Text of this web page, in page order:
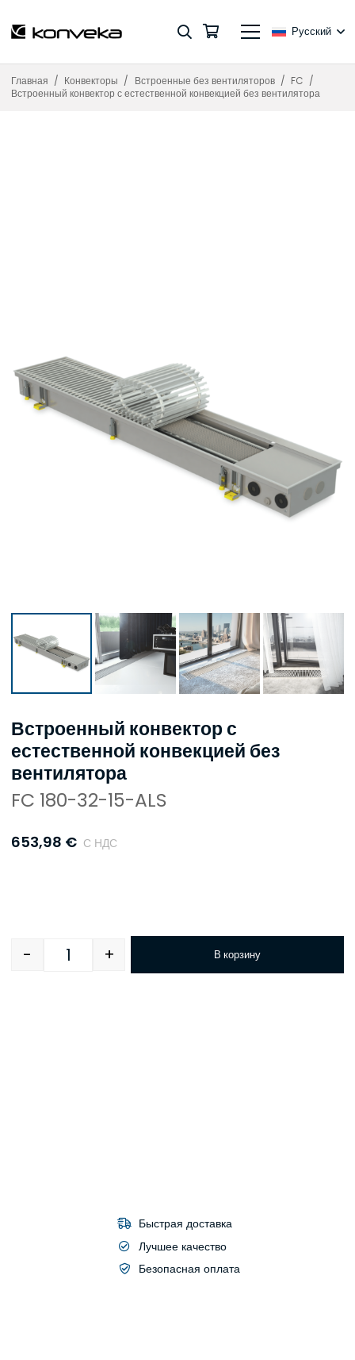
Русский
Главная / Конвекторы / Встроенные без вентиляторов / FC /
Встроенный конвектор с естественной конвекцией без вентилятора
Встроенный конвектор с
естественной конвекцией без
вентилятора
FC 180-32-15-ALS
653,98 € С НДС
Quantity
- + В корзину
Быстрая доставка
Лучшее качество
Безопасная оплата